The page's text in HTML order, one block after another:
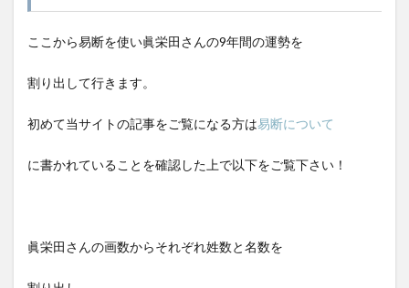
ここから易断を使い眞栄田さんの9年間の運勢を
割り出して行きます。
初めて当サイトの記事をご覧になる方は易断について
に書かれていることを確認した上で以下をご覧下さい！
眞栄田さんの画数からそれぞれ姓数と名数を